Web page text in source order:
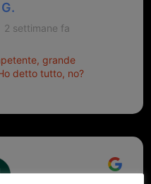
2 settimane fa
grande
detto tutto, no?